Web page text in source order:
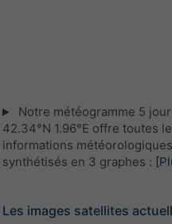
Notre météogramme 5
42.34°N 1.96°E offre toutes
informations météorologiques
synthétisés en 3 graphes :
Les images satellites